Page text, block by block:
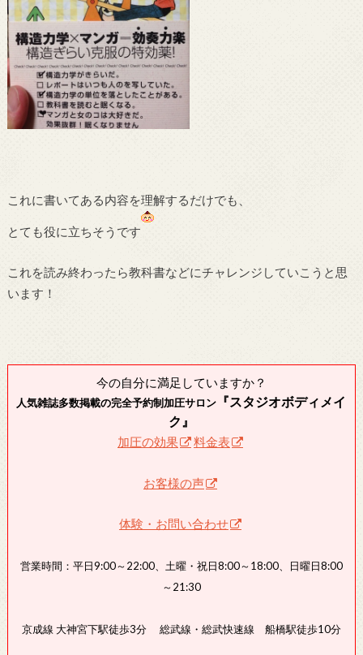
これに書いてある内容を理解するだけでも、
とても役に立ちそうです
これを読み終わったら教科書などにチャレンジしていこうと思
います！
今の自分に満足していますか？
人気雑誌多数掲載の完全予約制加圧サロン 『スタジオボディメイ
ク』
加圧の効果 料金表
お客様の声
体験・お問い合わせ
営業時間：平日9:00～22:00、土曜・祝日8:00～18:00、日曜日8:00
～21:30
京成線 大神宮下駅徒歩3分 総武線・総武快速線 船橋駅徒歩10分